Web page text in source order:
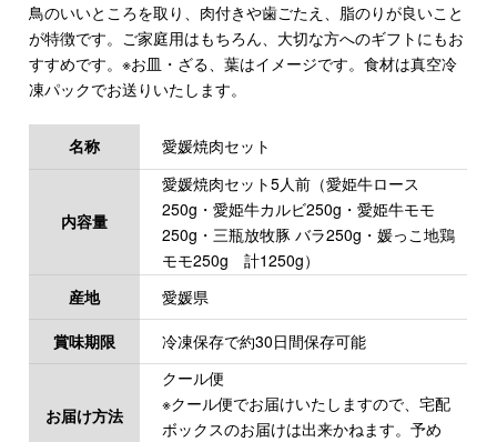
鳥のいいところを取り、肉付きや歯ごたえ、脂のりが良いこと
が特徴です。ご家庭用はもちろん、大切な方へのギフトにもお
すすめです。※お皿・ざる、葉はイメージです。食材は真空冷
凍パックでお送りいたします。
名称 愛媛焼肉セット
内容量
愛媛焼肉セット5人前（愛姫牛ロース
250g・愛姫牛カルビ250g・愛姫牛モモ
250g・三瓶放牧豚 バラ250g・媛っこ地鶏
モモ250g 計1250g）
産地
愛媛県
賞味期限
冷凍保存で約30日間保存可能
お届け方法
クール便
※クール便でお届けいたしますので、宅配
ボックスのお届けは出来かねます。予め